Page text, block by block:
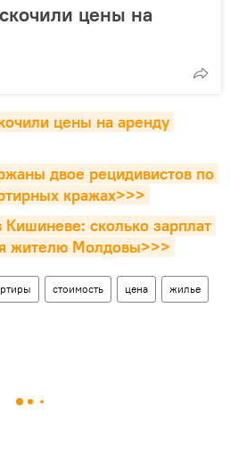
цены на
цены на аренду
двое рецидивистов по
кражах>>>
Кишиневе: сколько зарплат
жителю Молдовы>>>
стоимость цена жилье